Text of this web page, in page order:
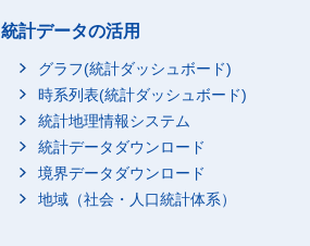
統計データの活用
グラフ(統計ダッシュボード)
時系列表(統計ダッシュボード)
統計地理情報システム
統計データダウンロード
境界データダウンロード
地域（社会・人口統計体系）